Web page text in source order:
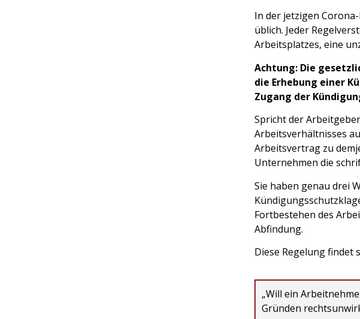
In der jetzigen
üblich. Jeder
Arbeitsplatzes, eine
Achtung: Die
die Erhebung einer
Zugang der
Spricht der
Arbeitsverhältnisses
Arbeitsvertrag zu
Unternehmen die
Sie haben genau drei
Fortbestehen des
Abfindung.
Diese Regelung findet
„Will ein
Gründen